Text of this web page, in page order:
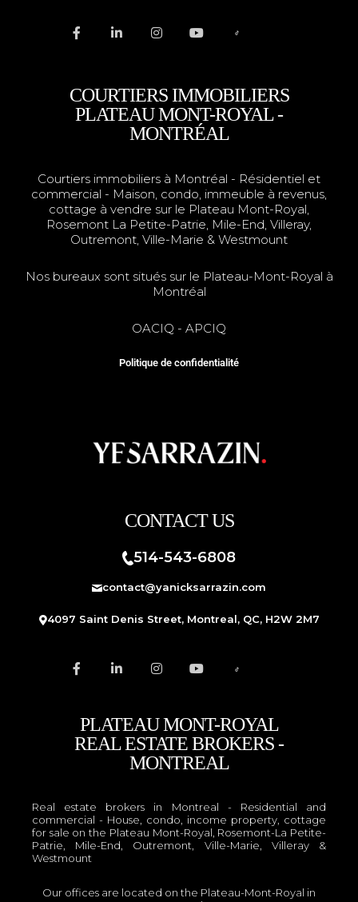
COURTIERS IMMOBILIERS
PLATEAU MONT-ROYAL -
MONTRÉAL
Courtiers immobiliers à Montréal - Résidentiel et
commercial - Maison, condo, immeuble à revenus,
cottage à vendre sur le Plateau Mont-Royal,
Rosemont La Petite-Patrie, Mile-End, Villeray,
Outremont, Ville-Marie & Westmount
Nos bureaux sont situés sur le Plateau-Mont-Royal à
Montréal
OACIQ - APCIQ
Politique de confidentialité
CONTACT US
514-543-6808
contact@yanicksarrazin.com
4097 Saint Denis Street, Montreal, QC, H2W 2M7
PLATEAU MONT-ROYAL
REAL ESTATE BROKERS -
MONTREAL
Real estate brokers in Montreal - Residential and
commercial - House, condo, income property, cottage
for sale on the Plateau Mont-Royal, Rosemont-La Petite-
Patrie, Mile-End, Outremont, Ville-Marie, Villeray &
Westmount
Our offices are located on the Plateau-Mont-Royal in